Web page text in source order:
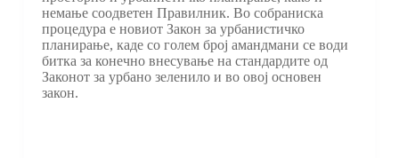
немање соодветен Правилник. Во собраниска
процедура е новиот Закон за урбанистичко
планирање, каде со голем број амандмани се води
битка за конечно внесување на стандардите од
Законот за урбано зеленило и во овој основен
закон.